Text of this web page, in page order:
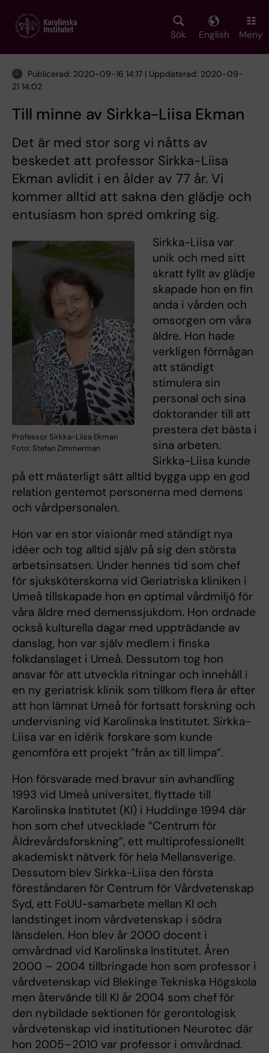
main
Sök English Meny
Publicerad: 2020-09-16 14:17 | Uppdaterad: 2020-09-
21 14:02
Till minne av Sirkka-Liisa Ekman
Det är med stor sorg vi nåtts av
beskedet att professor Sirkka-Liisa
Ekman avlidit i en ålder av 77 år. Vi
kommer alltid att sakna den glädje och
entusiasm hon spred omkring sig.
Professor Sirkka-Liisa Ekman
Foto: Stefan Zimmerman
Sirkka-Liisa var
unik och med sitt
skratt fyllt av glädje
skapade hon en fin
anda i vården och
omsorgen om våra
äldre. Hon hade
verkligen förmågan
att ständigt
stimulera sin
personal och sina
doktorander till att
prestera det bästa i
sina arbeten.
Sirkka-Liisa kunde
på ett mästerligt sätt alltid bygga upp en god
relation gentemot personerna med demens
och vårdpersonalen.
Hon var en stor visionär med ständigt nya
idéer och tog alltid själv på sig den största
arbetsinsatsen. Under hennes tid som chef
för sjuksköterskorna vid Geriatriska kliniken i
Umeå tillskapade hon en optimal vårdmiljö för
våra äldre med demenssjukdom. Hon ordnade
också kulturella dagar med uppträdande av
danslag, hon var själv medlem i finska
folkdanslaget i Umeå. Dessutom tog hon
ansvar för att utveckla ritningar och innehåll i
en ny geriatrisk klinik som tillkom flera år efter
att hon lämnat Umeå för fortsatt forskning och
undervisning vid Karolinska Institutet. Sirkka-
Liisa var en idérik forskare som kunde
genomföra ett projekt ”från ax till limpa”.
Hon försvarade med bravur sin avhandling
1993 vid Umeå universitet, flyttade till
Karolinska Institutet (KI) i Huddinge 1994 där
hon som chef utvecklade ”Centrum för
Äldrevårdsforskning”, ett multiprofessionellt
akademiskt nätverk för hela Mellansverige.
Dessutom blev Sirkka-Liisa den första
föreståndaren för Centrum för Vårdvetenskap
Syd, ett FoUU-samarbete mellan KI och
landstinget inom vårdvetenskap i södra
länsdelen. Hon blev år 2000 docent i
omvårdnad vid Karolinska Institutet. Åren
2000 – 2004 tillbringade hon som professor i
vårdvetenskap vid Blekinge Tekniska Högskola
men återvände till KI år 2004 som chef för
den nybildade sektionen för gerontologisk
vårdvetenskap vid institutionen Neurotec där
hon 2005–2010 var professor i omvårdnad.